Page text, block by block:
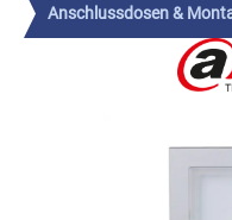
Anschlussdosen &